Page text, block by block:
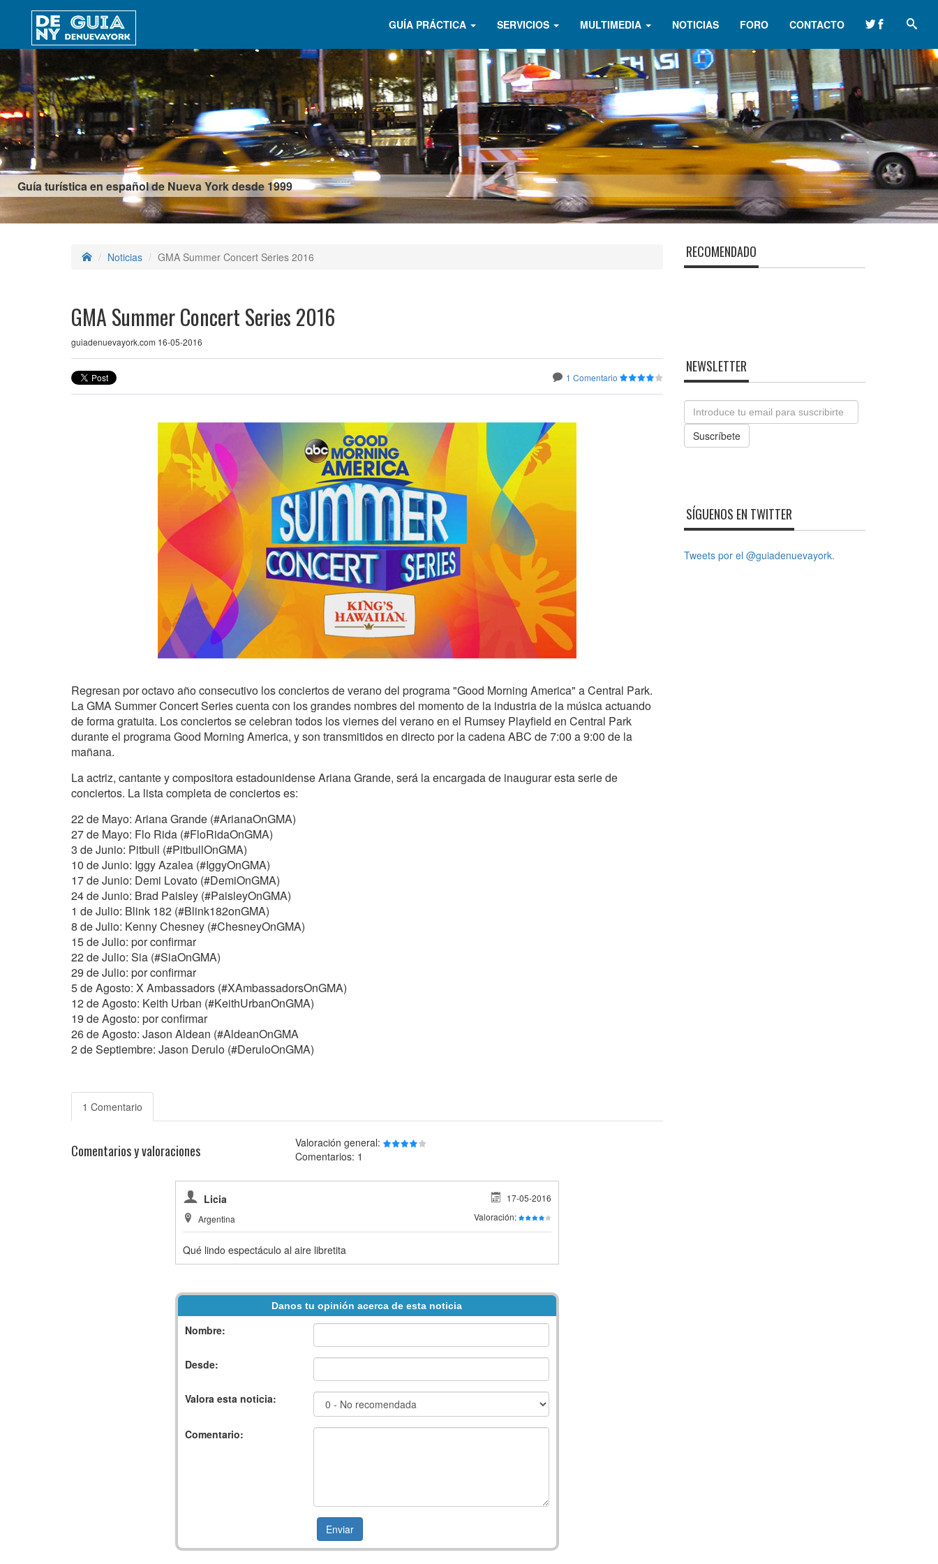
Guía turística en español de Nueva York desde 1999
GUÍA PRÁCTICA SERVICIOS MULTIMEDIA NOTICIAS FORO CONTACTO
Noticias GMA Summer Concert Series 2016
GMA Summer Concert Series 2016
guiadenuevayork.com 16-05-2016
1 Comentario
Regresan por octavo año consecutivo los conciertos de verano del programa "Good Morning America" a Central Park.
La GMA Summer Concert Series cuenta con los grandes nombres del momento de la industria de la música actuando
de forma gratuita. Los conciertos se celebran todos los viernes del verano en el Rumsey Playfield en Central Park
durante el programa Good Morning America, y son transmitidos en directo por la cadena ABC de 7:00 a 9:00 de la
mañana.
La actriz, cantante y compositora estadounidense Ariana Grande, será la encargada de inaugurar esta serie de
conciertos. La lista completa de conciertos es:
22 de Mayo: Ariana Grande (#ArianaOnGMA)
27 de Mayo: Flo Rida (#FloRidaOnGMA)
3 de Junio: Pitbull (#PitbullOnGMA)
10 de Junio: Iggy Azalea (#IggyOnGMA)
17 de Junio: Demi Lovato (#DemiOnGMA)
24 de Junio: Brad Paisley (#PaisleyOnGMA)
1 de Julio: Blink 182 (#Blink182onGMA)
8 de Julio: Kenny Chesney (#ChesneyOnGMA)
15 de Julio: por confirmar
22 de Julio: Sia (#SiaOnGMA)
29 de Julio: por confirmar
5 de Agosto: X Ambassadors (#XAmbassadorsOnGMA)
12 de Agosto: Keith Urban (#KeithUrbanOnGMA)
19 de Agosto: por confirmar
26 de Agosto: Jason Aldean (#AldeanOnGMA
2 de Septiembre: Jason Derulo (#DeruloOnGMA)
1 Comentario
Comentarios y valoraciones
Valoración general:
Comentarios: 1
Licia
Argentina
17-05-2016
Valoración:
Qué lindo espectáculo al aire libretita
Danos tu opinión acerca de esta noticia
Nombre:
Desde:
Valora esta noticia:
Comentario:
RECOMENDADO
NEWSLETTER
Email
Suscríbete
SÍGUENOS EN TWITTER
Tweets por el @guiadenuevayork.